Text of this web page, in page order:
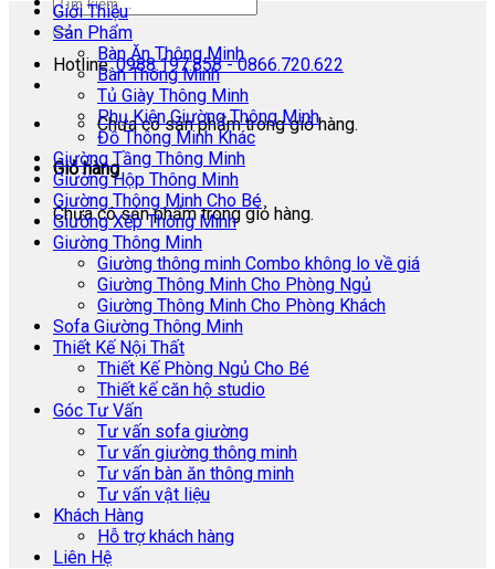
Hotline:0988.197.858 - 0866.720.622
Chưa có sản phẩm trong giỏ hàng.
Giỏ hàng
Chưa có sản phẩm trong giỏ hàng.
Giới Thiệu
Sản Phẩm
Bàn Ăn Thông Minh
Bàn Thông Minh
Tủ Giày Thông Minh
Phụ Kiện Giường Thông Minh
Đồ Thông Minh Khác
Giường Tầng Thông Minh
Giường Hộp Thông Minh
Giường Thông Minh Cho Bé
Giường Xếp Thông Minh
Giường Thông Minh
Giường thông minh Combo không lo về giá
Giường Thông Minh Cho Phòng Ngủ
Giường Thông Minh Cho Phòng Khách
Sofa Giường Thông Minh
Thiết Kế Nội Thất
Thiết Kế Phòng Ngủ Cho Bé
Thiết kế căn hộ studio
Góc Tư Vấn
Tư vấn sofa giường
Tư vấn giường thông minh
Tư vấn bàn ăn thông minh
Tư vấn vật liệu
Khách Hàng
Hỗ trợ khách hàng
Liên Hệ